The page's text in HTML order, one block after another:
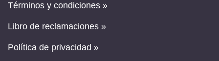
Términos y condiciones »
Libro de reclamaciones »
Política de privacidad »